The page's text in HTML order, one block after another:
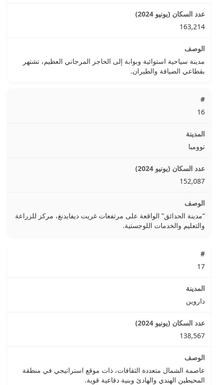
163,214
مدينة سياحية استوائية وبوابة إلى الحاجز المرجاني العظيم، تشتهر
بقطاعي الضيافة والطيران.
16
توومبا
152,087
“مدينة الحدائق” الواقعة على مرتفعات غريت ديفايدنغ، مركز للزراعة
والتعليم والخدمات اللوجستية.
17
داروين
138,567
عاصمة الشمال متعددة الثقافات، ذات موقع استراتيجي في منطقة
المحيطين الهندي والهادئ وبنية دفاعية قوية.